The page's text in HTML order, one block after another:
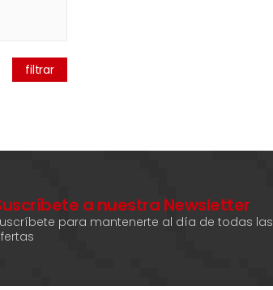
filtrar
a nuestra Newsletter
para mantenerte al día de todas las